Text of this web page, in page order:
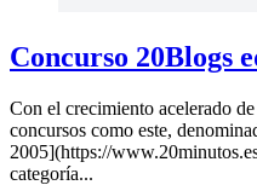
Concurso 20Blogs
Con el crecimiento acelerado
concursos como este,
2005](https://
categoría...